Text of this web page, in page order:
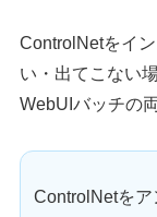
ControlNetをイ
い・出てこない
WebUIバッチの
ControlNetを